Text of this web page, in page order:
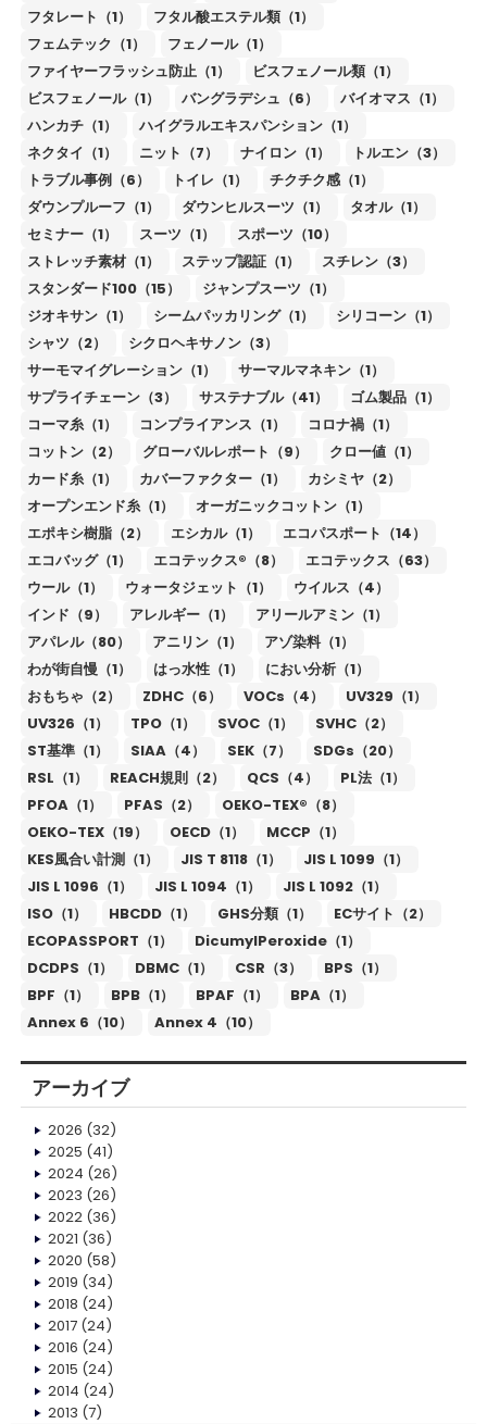
フタレート（1）
フタル酸エステル類（1）
フェムテック（1）
フェノール（1）
ファイヤーフラッシュ防止（1）
ビスフェノール類（1）
ビスフェノール（1）
バングラデシュ（6）
バイオマス（1）
ハンカチ（1）
ハイグラルエキスパンション（1）
ネクタイ（1）
ニット（7） ナイロン（1）
トルエン（3）
トラブル事例（6）
トイレ（1）
チクチク感（1）
ダウンプルーフ（1）
ダウンヒルスーツ（1）
タオル（1）
セミナー（1）
スーツ（1）
スポーツ（10）
ストレッチ素材（1）
ステップ認証（1）
スチレン（3）
スタンダード100（15）
ジャンプスーツ（1）
ジオキサン（1）
シームパッカリング（1）
シリコーン（1）
シャツ（2）
シクロヘキサノン（3）
サーモマイグレーション（1）
サーマルマネキン（1）
サプライチェーン（3）
サステナブル（41）
ゴム製品（1）
コーマ糸（1）
コンプライアンス（1）
コロナ禍（1）
コットン（2）
グローバルレポート（9）
クロー値（1）
カード糸（1）
カバーファクター（1）
カシミヤ（2）
オープンエンド糸（1）
オーガニックコットン（1）
エポキシ樹脂（2）
エシカル（1）
エコパスポート（14）
エコバッグ（1）
エコテックス®（8）
エコテックス（63）
ウール（1）
ウォータジェット（1）
ウイルス（4）
インド（9）
アレルギー（1）
アリールアミン（1）
アパレル（80）
アニリン（1）
アゾ染料（1）
わが街自慢（1）
はっ水性（1）
におい分析（1）
おもちゃ（2）
ZDHC（6） VOCs（4）
UV329（1）
UV326（1）
TPO（1） SVOC（1）
SVHC（2）
ST基準（1）
SIAA（4） SEK（7）
SDGs（20）
RSL（1）
REACH規則（2） QCS（4）
PL法（1）
PFOA（1）
PFAS（2）
OEKO-TEX®（8）
OEKO-TEX（19）
OECD（1）
MCCP（1）
KES風合い計測（1）
JIS T 8118（1）
JIS L 1099（1）
JIS L 1096（1）
JIS L 1094（1）
JIS L 1092（1）
ISO（1）
HBCDD（1） GHS分類（1）
ECサイト（2）
ECOPASSPORT（1）
DicumylPeroxide（1）
DCDPS（1）
DBMC（1） CSR（3）
BPS（1）
BPF（1）
BPB（1） BPAF（1）
BPA（1）
Annex 6（10）
Annex 4（10）
アーカイブ
2026 (32)
2025 (41)
2024 (26)
2023 (26)
2022(36)
2021 (36)
2020 (58)
2019 (34)
2018 (24)
2017(24)
2016 (24)
2015 (24)
2014 (24)
2013 (7)